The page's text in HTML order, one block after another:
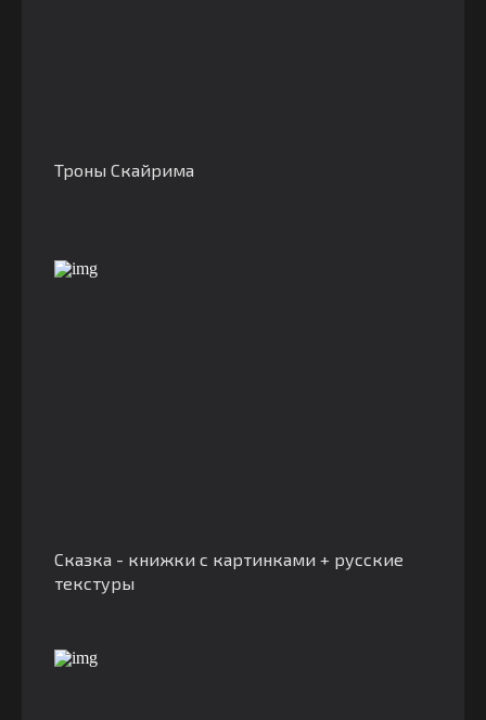
Троны Скайрима
Сказка - книжки с картинками + русские
текстуры